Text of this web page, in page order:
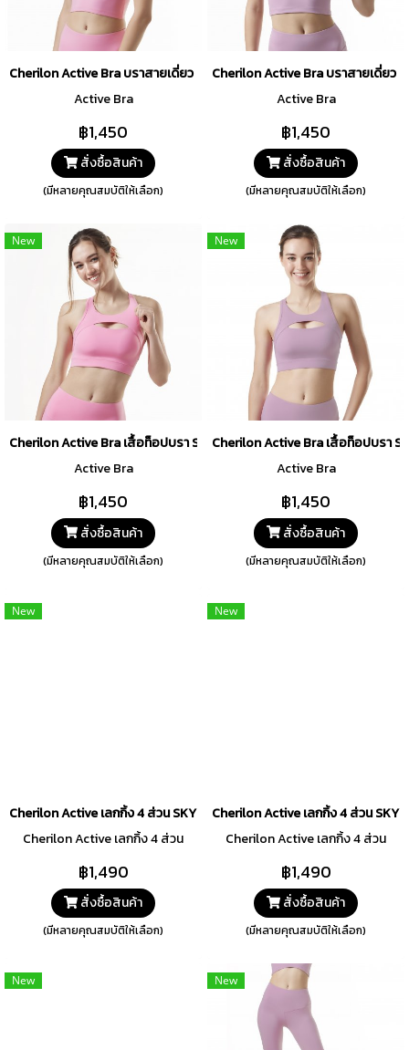
Cherilon Active Bra บราสายเดี่ยว SKY CLOUD Collection สีชมพู รหัส
Active Bra
฿1,450
สั่งซื้อสินค้า
(มีหลายคุณสมบัติให้เลือก)
Cherilon Active Bra บราสายเดี่ยว
Active Bra
฿1,450
สั่งซื้อสินค้า
(มีหลายคุณสมบัติให้เลือก)
New
Cherilon Active Bra เสื้อท็อปบรา SKY CLOUD Collection สีชมพู รหัส
Active Bra
฿1,450
สั่งซื้อสินค้า
(มีหลายคุณสมบัติให้เลือก)
New
Cherilon Active Bra เสื้อท็อปบรา
Active Bra
฿1,450
สั่งซื้อสินค้า
(มีหลายคุณสมบัติให้เลือก)
New
Cherilon Active เลกกิ้ง 4 ส่วน SKY CLOUD Collection สีชมพู รหัส
Cherilon Active เลกกิ้ง 4 ส่วน
฿1,490
สั่งซื้อสินค้า
(มีหลายคุณสมบัติให้เลือก)
New
Cherilon Active เลกกิ้ง 4 ส่วน SKY
Cherilon Active เลกกิ้ง 4 ส่วน
฿1,490
สั่งซื้อสินค้า
(มีหลายคุณสมบัติให้เลือก)
New New